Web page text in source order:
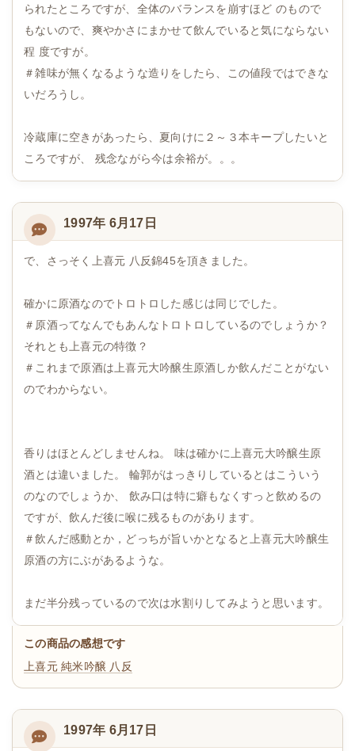
られたところですが、全体のバランスを崩すほど のもので
もないので、爽やかさにまかせて飲んでいると気にならない
程 度ですが。
＃雑味が無くなるような造りをしたら、この値段ではできな
いだろうし。
冷蔵庫に空きがあったら、夏向けに２～３本キープしたいと
ころですが、 残念ながら今は余裕が。。。
1997年 6月17日
で、さっそく上喜元 八反錦45を頂きました。
確かに原酒なのでトロトロした感じは同じでした。
＃原酒ってなんでもあんなトロトロしているのでしょうか？
それとも上喜元の特徴？
＃これまで原酒は上喜元大吟醸生原酒しか飲んだことがない
のでわからない。
香りはほとんどしませんね。 味は確かに上喜元大吟醸生原
酒とは違いました。 輪郭がはっきりしているとはこういう
のなのでしょうか、 飲み口は特に癖もなくすっと飲めるの
ですが、飲んだ後に喉に残るものがあります。
＃飲んだ感動とか，どっちが旨いかとなると上喜元大吟醸生
原酒の方にぶがあるような。
まだ半分残っているので次は水割りしてみようと思います。
この商品の感想です
上喜元 純米吟醸 八反
1997年 6月17日